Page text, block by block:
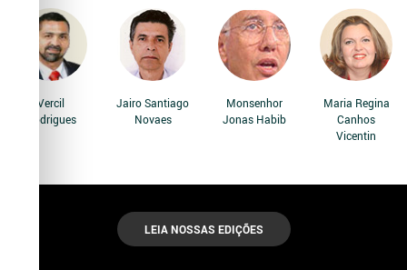
Vercil
Rodrigues
Jairo Santiago
Novaes
Monsenhor
Jonas Habib
Maria Regina
Canhos
Vicentin
LEIA NOSSAS EDIÇÕES